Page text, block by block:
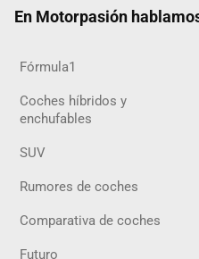
En Motorpasión
Fórmula1
Coches híbridos y
enchufables
SUV
Rumores de coches
Comparativa de coches
Futuro